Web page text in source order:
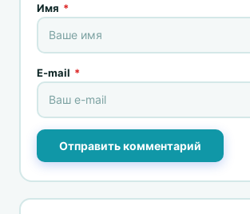
Имя *
E-mail *
Отправить комментарий